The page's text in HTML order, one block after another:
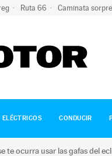
Ruta 66 Caminata
ELÉCTRICOS CONDUCIR
te ocurra usar las gafas del